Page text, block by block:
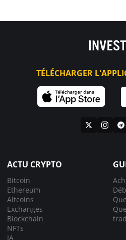
TÉLÉCHARGER
ACTU CRYPTO
Bitcoin
Ethereum
Altcoins
Exchanges
Blockchain
NFTs
IA